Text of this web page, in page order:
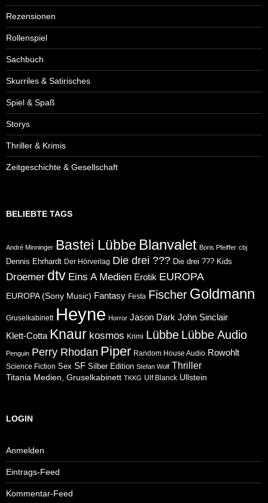
Rezensionen
Rollenspiel
Sachbuch
Skurriles & Satirisches
Spiel & Spaß
Storys
Thriller & Krimis
Zeitgeschichte & Gesellschaft
BELIEBTE TAGS
André Minninger Bastei Lübbe Blanvalet Boris Pfeiffer cbj
Dennis Ehrhardt Der Hörverlag Die drei ??? Die drei ??? Kids
Droemer dtv Eins A Medien Erotik EUROPA
EUROPA (Sony Music) Fantasy Festa Fischer Goldmann
Gruselkabinett Heyne Horror Jason Dark John Sinclair
Klett-Cotta Knaur kosmos Krimi Lübbe Lübbe Audio
Penguin Perry Rhodan Piper Random House Audio Rowohlt
Science Fiction Sex SF Silber Edition Stefan Wolf Thriller
Titania Medien, Gruselkabinett TKKG Ulf Blanck Ullstein
LOGIN
Anmelden
Eintrags-Feed
Kommentar-Feed